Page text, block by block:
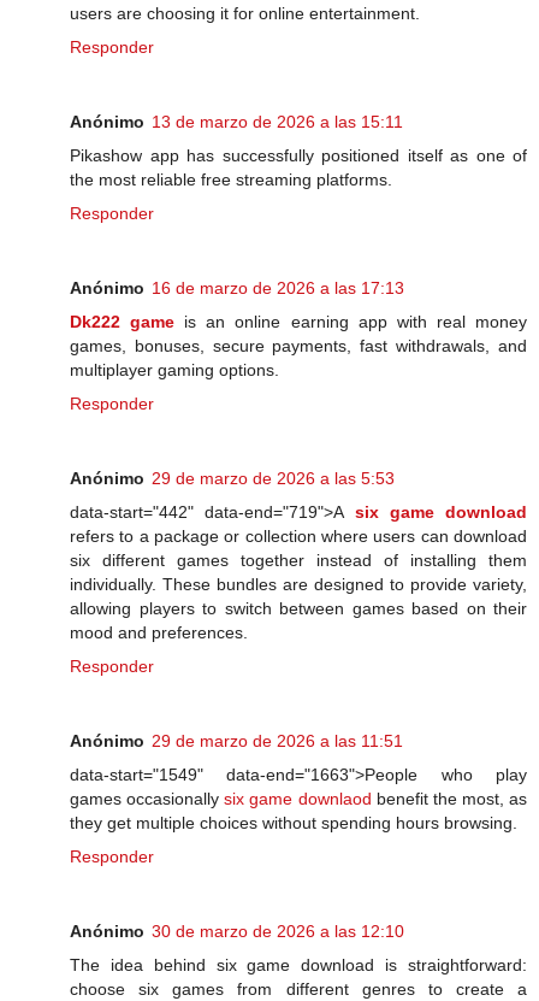
users are choosing it for online entertainment.
Responder
Anónimo 13 de marzo de 2026 a las 15:11
Pikashow app has successfully positioned itself as one of
the most reliable free streaming platforms.
Responder
Anónimo 16 de marzo de 2026 a las 17:13
Dk222 game is an online earning app with real money
games, bonuses, secure payments, fast withdrawals, and
multiplayer gaming options.
Responder
Anónimo 29 de marzo de 2026 a las 5:53
data-start="442" data-end="719">A six game download
refers to a package or collection where users can download
six different games together instead of installing them
individually. These bundles are designed to provide variety,
allowing players to switch between games based on their
mood and preferences.
Responder
Anónimo 29 de marzo de 2026 a las 11:51
data-start="1549" data-end="1663">People who play
games occasionallysix game downlaod benefit the most, as
they get multiple choices without spending hours browsing.
Responder
Anónimo 30 de marzo de 2026 a las 12:10
The idea behind six game download is straightforward:
choose six games from different genres to create a